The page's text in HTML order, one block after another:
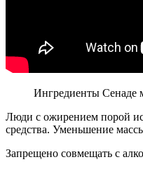
Ингредиенты Сенаде
Люди с ожирением порой
средства. Уменьшение
Запрещено совмещать с